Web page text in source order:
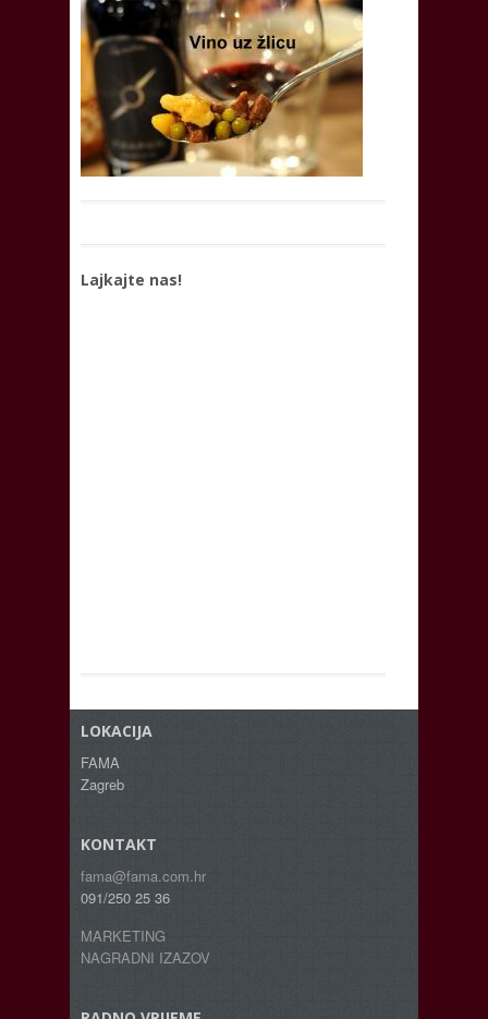
Lajkajte nas!
LOKACIJA
FAMA
Zagreb
KONTAKT
fama@fama.com.hr
091/250 25 36
MARKETING
NAGRADNI IZAZOV